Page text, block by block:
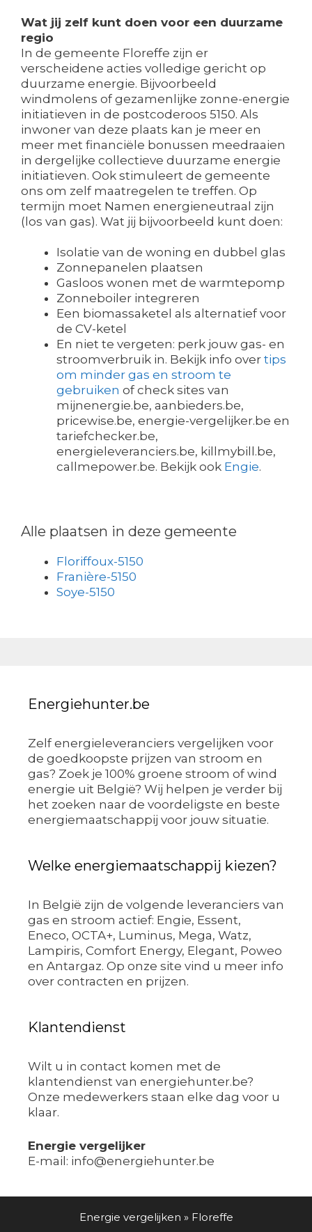
Wat jij zelf kunt doen voor een duurzame
regio
In de gemeente Floreffe zijn er
verscheidene acties volledige gericht op
duurzame energie. Bijvoorbeeld
windmolens of gezamenlijke zonne-energie
initiatieven in de postcoderoos 5150. Als
inwoner van deze plaats kan je meer en
meer met financiële bonussen meedraaien
in dergelijke collectieve duurzame energie
initiatieven. Ook stimuleert de gemeente
ons om zelf maatregelen te treffen. Op
termijn moet Namen energieneutraal zijn
(los van gas). Wat jij bijvoorbeeld kunt doen:
Isolatie van de woning en dubbel glas
Zonnepanelen plaatsen
Gasloos wonen met de warmtepomp
Zonneboiler integreren
Een biomassaketel als alternatief voor
de CV-ketel
En niet te vergeten: perk jouw gas- en
stroomverbruik in. Bekijk info over tips
om minder gas en stroom te
gebruiken of check sites van
mijnenergie.be, aanbieders.be,
pricewise.be, energie-vergelijker.be en
tariefchecker.be,
energieleveranciers.be, killmybill.be,
callmepower.be. Bekijk ook Engie.
Alle plaatsen in deze gemeente
Floriffoux-5150
Franière-5150
Soye-5150
Energiehunter.be
Zelf energieleveranciers vergelijken voor
de goedkoopste prijzen van stroom en
gas? Zoek je 100% groene stroom of wind
energie uit België? Wij helpen je verder bij
het zoeken naar de voordeligste en beste
energiemaatschappij voor jouw situatie.
Welke energiemaatschappij kiezen?
In België zijn de volgende leveranciers van
gas en stroom actief: Engie, Essent,
Eneco, OCTA+, Luminus, Mega, Watz,
Lampiris, Comfort Energy, Elegant, Poweo
en Antargaz. Op onze site vind u meer info
over contracten en prijzen.
Klantendienst
Wilt u in contact komen met de
klantendienst van energiehunter.be?
Onze medewerkers staan elke dag voor u
klaar.
Energie vergelijker
E-mail: info@energiehunter.be
Energie vergelijken » Floreffe